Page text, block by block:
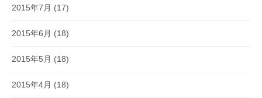
2015年7月 (17)
2015年6月 (18)
2015年5月 (18)
2015年4月 (18)